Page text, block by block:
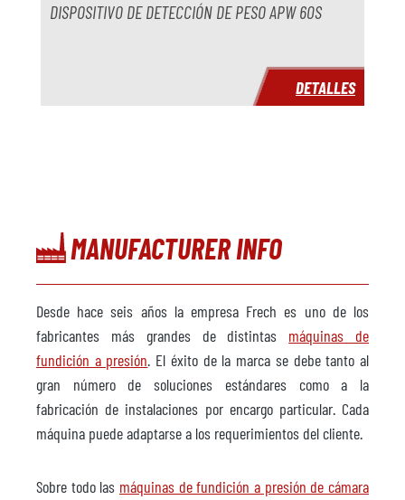
DISPOSITIVO DE DETECCIÓN DE PESO APW 60S
DETALLES
MANUFACTURER INFO
Desde hace seis años la empresa Frech es uno de los
fabricantes más grandes de distintas máquinas de
fundición a presión. El éxito de la marca se debe tanto al
gran número de soluciones estándares como a la
fabricación de instalaciones por encargo particular. Cada
máquina puede adaptarse a los requerimientos del cliente.
Sobre todo las máquinas de fundición a presión de cámara